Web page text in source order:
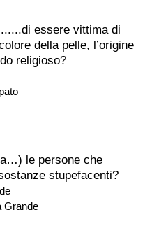
essere vittima di
della pelle, l’origine
religioso?
le persone che
stupefacenti?
Grande